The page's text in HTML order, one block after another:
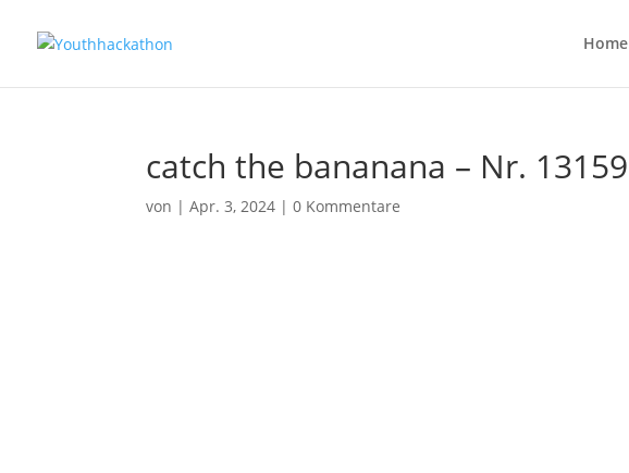
Home
catch the bananana – Nr. 13159
von |Apr. 3, 2024 |0 Kommentare